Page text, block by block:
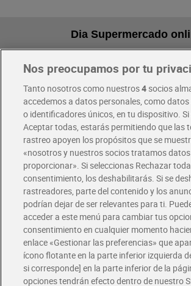
Dia Supermercado
Pide hoy, recibe hoy
Envío gratis por compras superiores a 100€
Envío estandar por 4,99€
Glovo y Uber Eats
Solicita tu factura de Glovo o Uber Eats
Únete al CLUB Dia
Disfruta las ventajas y ofertas exclusivas.
Descárgate la APP Dia
Folletos y Tiendas
Descubre las mejores ofertas y busca tu tienda
Nos preocupamos por tu
Tanto nosotros como nuestros4socios
accedemos a datos personales, como
o identificadores únicos, en tu dispositivo.
Aceptar todas, estarás permitiendo que las
rastreo apoyen los propósitos que se
«nosotros y nuestros socios tratamos
proporcionar». Si seleccionas Rechazar
consentimiento, los deshabilitarás. Si se
rastreadores, parte del contenido y los
podrían dejar de ser relevantes para ti.
acceder a este menú para cambiar tus
consentimiento en cualquier momento
enlace «Gestionar las preferencias» que
ícono flotante en la parte inferior izquierda
si corresponde] en la parte inferior de la
opciones tendrán efecto dentro de nuestro